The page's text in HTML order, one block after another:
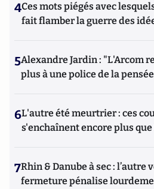
4Ces mots piégés avec
fait flamber la guerre des
5Alexandre Jardin : "L'Arcom
plus à une police de la
6L'autre été meurtrier : ces
s'enchaînent encore plus
7Rhin & Danube à sec : l’autre
fermeture pénalise